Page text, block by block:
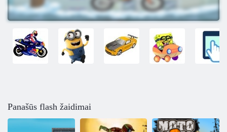
Panašūs flash žaidimai